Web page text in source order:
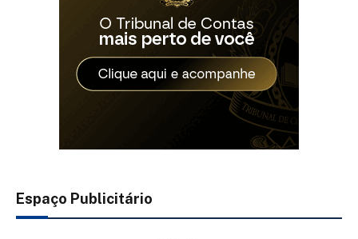
Espaço Publicitário